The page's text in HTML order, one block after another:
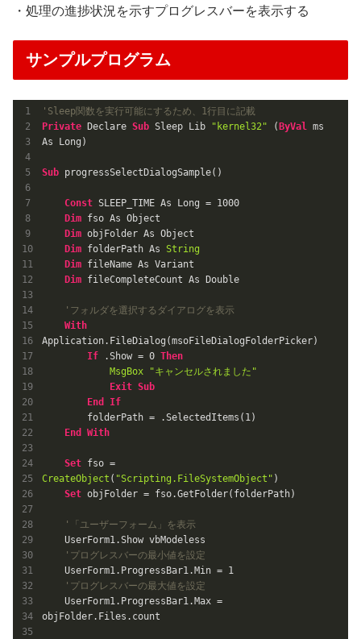
・処理の進捗状況を示すプログレスバーを表示する
サンプルプログラム
'Sleep関数を実行可能にするため、1行目に記載
Private Declare Sub Sleep Lib "kernel32" ( ByVal ms
As Long)
Sub progressSelectDialogSample()
Const SLEEP_TIME As Long = 1000
Dim fso As Object
Dim objFolder As Object
Dim folderPath As String
Dim fileName As Variant
Dim fileCompleteCount As Double
'フォルダを選択するダイアログを表示
With
Application.FileDialog(msoFileDialogFolderPicker)
If .Show = 0 Then
MsgBox
"キャンセルされました"
Exit Sub
End
If
        folderPath = .SelectedItems(
1)
End
With
Set
CreateObject ( "Scripting.FileSystemObject" )
Set objFolder = fso.GetFolder(folderPath)
'「ユーザーフォーム」を表示
'プログレスバーの最小値を設定
    UserForm1.ProgressBar1.Min =
1
'プログレスバーの最大値を設定
objFolder.Files.count